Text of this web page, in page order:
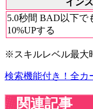
イン
5.0秒間 BAD以下で
10%UPする
※スキルレベル最大
検索機能付き！全カ
関連記事